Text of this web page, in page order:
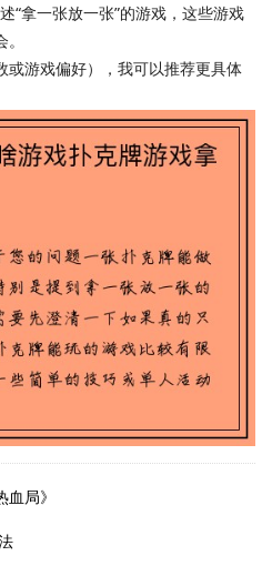
“拿一张放一张”的游戏，这些游戏
或游戏偏好），我可以推荐更具体
局》